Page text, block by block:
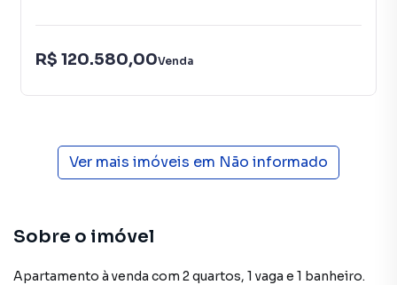
R$ 120.580,00Venda
Ver mais imóveis em Não informado
Sobre o imóvel
Apartamento à venda com 2 quartos, 1 vaga e 1 banheiro.